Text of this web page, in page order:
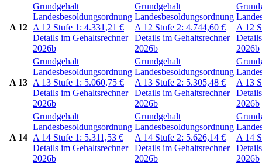
A 12
Grundgehalt
Landesbesoldungsordnung
A 12 Stufe 1: 4.331,21 €
Details im Gehaltsrechner
2026b
Grundgehalt
Landesbesoldungsordnung
A 12 Stufe 2: 4.744,60 €
Details im Gehaltsrechner
2026b
A 12
2026b
A 13
Grundgehalt
Landesbesoldungsordnung
A 13 Stufe 1: 5.060,75 €
Details im Gehaltsrechner
2026b
Grundgehalt
Landesbesoldungsordnung
A 13 Stufe 2: 5.305,48 €
Details im Gehaltsrechner
2026b
A 13
2026b
A 14
Grundgehalt
Landesbesoldungsordnung
A 14 Stufe 1: 5.311,53 €
Details im Gehaltsrechner
2026b
Grundgehalt
Landesbesoldungsordnung
A 14 Stufe 2: 5.626,14 €
Details im Gehaltsrechner
2026b
A 14
2026b